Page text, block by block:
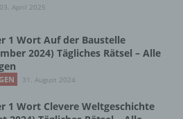
03. April 2025
1 Wort Auf der Baustelle
2024) Tägliches Rätsel – Alle
31. August 2024
1 Wort Clevere Weltgeschichte
wirtschaftlicher
Verhalten,
Ortswechsel dieser
zu analysieren oder